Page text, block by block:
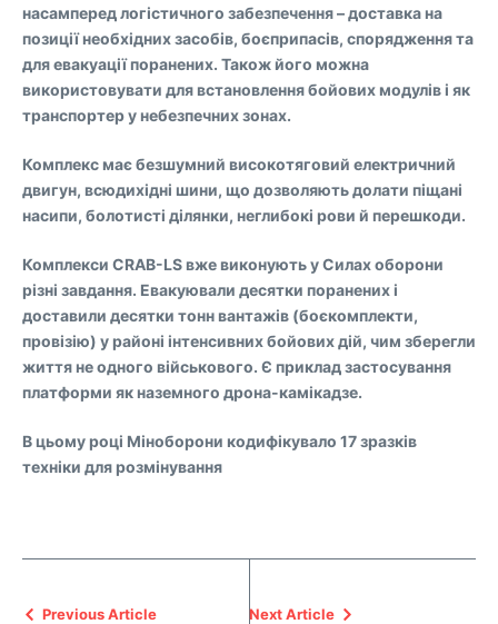
насамперед логістичного забезпечення – доставка на
позиції необхідних засобів, боєприпасів, спорядження та
для евакуації поранених. Також його можна
використовувати для встановлення бойових модулів і як
транспортер у небезпечних зонах.
Комплекс має безшумний високотяговий електричний
двигун, всюдихідні шини, що дозволяють долати піщані
насипи, болотисті ділянки, неглибокі рови й перешкоди.
Комплекси CRAB-LS вже виконують у Силах оборони
різні завдання. Евакуювали десятки поранених і
доставили десятки тонн вантажів (боєкомплекти,
провізію) у районі інтенсивних бойових дій, чим зберегли
життя не одного військового. Є приклад застосування
платформи як наземного дрона-камікадзе.
В цьому році Міноборони кодифікувало 17 зразків
техніки для розмінування
Previous Article Next Article